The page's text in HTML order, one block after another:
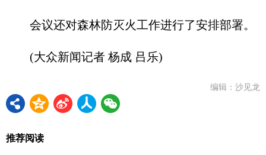
会议还对森林防灭火工作进行了安排部署。
(大众新闻记者 杨成 吕乐)
编辑：沙见龙
推荐阅读